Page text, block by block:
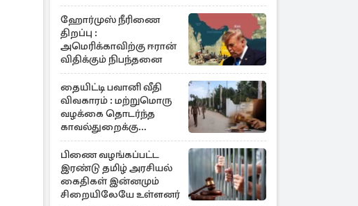
ஹோர்முஸ் நீரிணை
திறப்பு :
அமெரிக்காவிற்கு ஈரான்
விதிக்கும் நிபந்தனை
தையிட்டி பவானி வீதி
விவகாரம் : மற்றுமொரு
வழக்கை தொடர்ந்த
காவல்துறைக்கு
நீதிமன்று குட்டு
பிணை வழங்கப்பட்ட
இரண்டு தமிழ் அரசியல்
கைதிகள் இன்னமும்
சிறையிலேயே உள்ளனர்